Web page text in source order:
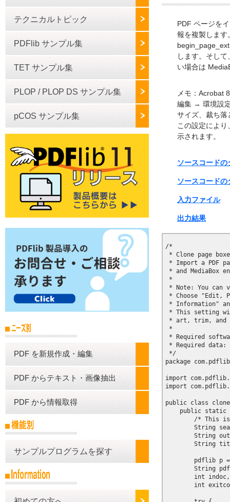
テクニカルトピック
PDFlib サンプル集
TET サンプル集
PLOP / PLOP DS サンプル集
pCOS サンプル集
PDF を新規作成・編集
PDF からテキスト・画像抽出
PDF から情報取得
サンプルプログラムを探す
PDF ページを
報を複製します
します。そし
い場合は
メモ：Acrobat
編集 → 環境設
サイズ、裁ち落
この設定によ
示されます。
ソースコード
ソースコード
入力ファイル
出力結果
/*
* Clone page
* Import a PDF
* and MediaBox
*
* Note: You can
* Choose "Edit,
* Information"
* This setting
* art, trim, and
*
* Required
* Required data:
*/
package
import
import
public class
public static
/* This
String
String
String
pdflib p
String
int
int